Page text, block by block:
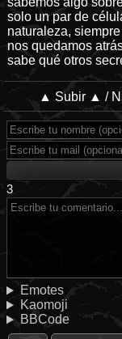
solo un par de
naturaleza,
nos quedamos
sabe qué otros
▲ Subir ▲ /
3
Emotes
Kaomoji
BBCode